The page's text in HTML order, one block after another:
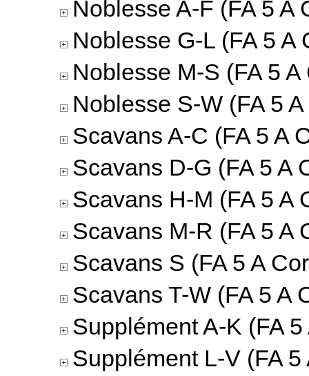
Noblesse A-F (FA 5 A
Noblesse G-L (FA 5 A
Noblesse M-S (FA 5 A
Noblesse S-W (FA 5
Scavans A-C (FA 5 A
Scavans D-G (FA 5 A
Scavans H-M (FA 5 A
Scavans M-R (FA 5 A
Scavans S (FA 5 A
Scavans T-W (FA 5 A
Supplément A-K (FA
Supplément L-V (FA 5